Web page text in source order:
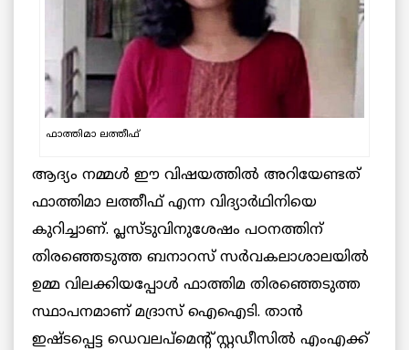
ഫാത്തിമാ ലത്തീഫ്
ആദ്യം നമ്മൾ ഈ വിഷയത്തിൽ അറിയേണ്ടത്
ഫാത്തിമാ ലത്തീഫ് എന്ന വിദ്യാർഥിനിയെ
കുറിച്ചാണ്. പ്ലസ്‌ടുവിനുശേഷം പഠനത്തിന്
തിരഞ്ഞെടുത്ത ബനാറസ് സർവകലാശാലയിൽ
ഉമ്മ വിലക്കിയപ്പോൾ ഫാത്തിമ തിരഞ്ഞെടുത്ത
സ്ഥാപനമാണ് മദ്രാസ് ഐഐടി. താൻ
ഇഷ്ടപ്പെട്ട ഡെവലപ്മെന്റ് സ്റ്റഡീസിൽ എംഎക്ക്